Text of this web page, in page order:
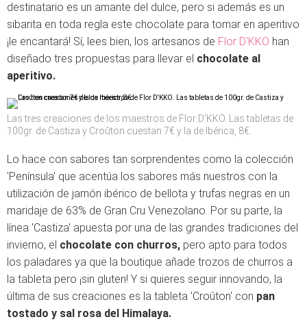
destinatario es un amante del dulce, pero si además es un
sibarita en toda regla este chocolate para tomar en aperitivo
¡le encantará! Sí, lees bien, los artesanos de Flor D'KKO han
diseñado tres propuestas para llevar el chocolate al
aperitivo.
Las tres creaciones de los maestros de Flor D'KKO. Las tabletas de
100gr. de Castiza y Croûton cuestan 7€ y la de Ibérica, 8€.
Lo hace con sabores tan sorprendentes como la colección
'Península' que acentúa los sabores más nuestros con la
utilización de jamón ibérico de bellota y trufas negras en un
maridaje de 63% de Gran Cru Venezolano. Por su parte, la
línea 'Castiza' apuesta por una de las grandes tradiciones del
invierno, el chocolate con churros, pero apto para todos
los paladares ya que la boutique añade trozos de churros a
la tableta pero ¡sin gluten! Y si quieres seguir innovando, la
última de sus creaciones es la tableta 'Croûton' con pan
tostado y sal rosa del Himalaya.